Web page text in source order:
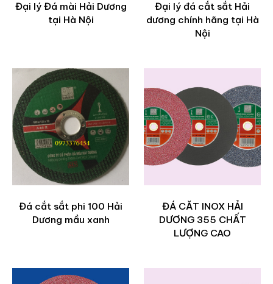
Đại lý Đá mài Hải Dương
tại Hà Nội
Đại lý đá cắt sắt Hải
dương chính hãng tại Hà
Nội
Đá cắt sắt phi 100 Hải
Dương mầu xanh
ĐÁ CĂT INOX HẢI
DƯƠNG 355 CHẤT
LƯỢNG CAO